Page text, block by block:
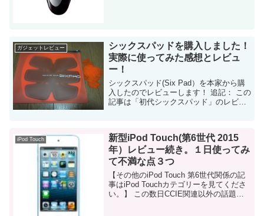
ガジェットレビュー
シックスパッドを購入しました！
実際に使ってみた感想とレビュ
ー！
シックスパッド(Six Pad）を本家から購
入したのでレビューします！ 追記： この
記事は「初代シックスパッド」のレビュ
にしてください。 ...
iPod Touch
新型iPod Touch(第6世代 2015
年）レビュー続き。１日使ってみ
て不満な点３つ
【その他のiPod Touch 第6世代関係の記
事はiPod Touchカテゴリーを見てくださ
い。】 この数日CCIE関連以外の話題が